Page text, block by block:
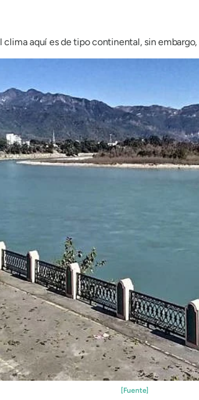
aquí es de tipo continental, sin
[Fuente]